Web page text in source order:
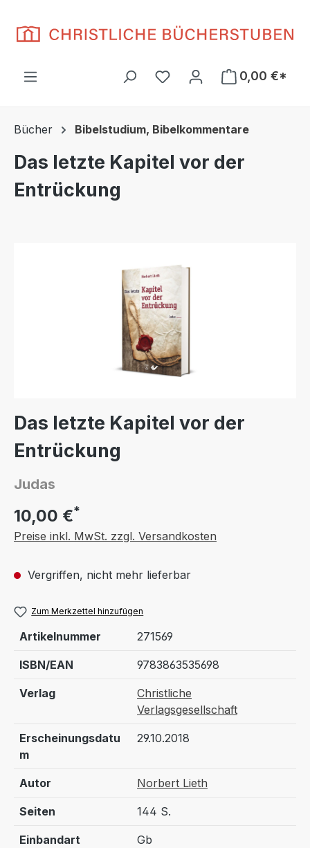
Du hast 0 Produkte auf
0,00 €*
Bücher Bibelstudium, Bibelkommentare
Das letzte Kapitel vor der
Entrückung
Das letzte Kapitel vor der
Entrückung
Judas
10,00 €*
Preise inkl. MwSt. zzgl. Versandkosten
Vergriffen, nicht mehr lieferbar
Zum Merkzettel hinzufügen
Artikelnummer 271569
ISBN/EAN 9783863535698
Verlag
Christliche
Verlagsgesellschaft
Erscheinungsdatu
m
29.10.2018
Autor Norbert Lieth
Seiten 144 S.
Einbandart Gb